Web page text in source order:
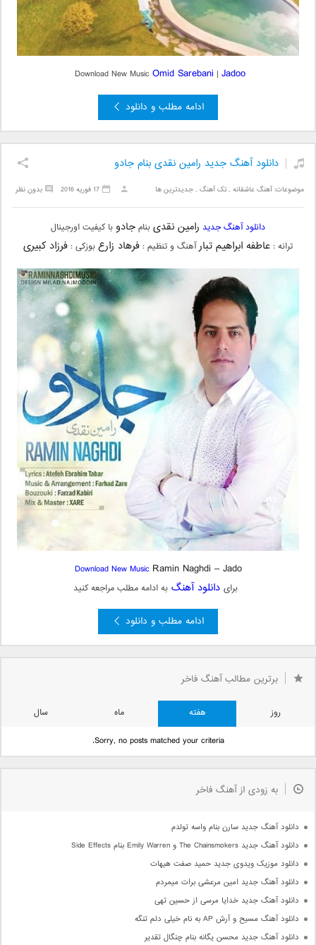
Download New MusicOmid Sarebani | Jadoo
ادامه مطلب و دانلود
دانلود آهنگ جدید رامین نقدی بنام جادو
موضوعات:آهنگ عاشقانه ,تک آهنگ ,جدیدترین ها بدون نظر 17 فوریه 2016
دانلود آهنگ جدید رامین نقدیبنامجادو با کیفیت اورجینال
ترانه : عاطفه ابراهیم تبارآهنگ و تنظیم : فرهاد زارعبوزکی : فرزاد کبیری
Download New Music Ramin Naghdi – Jado
برای دانلود آهنگ به ادامه مطلب مراجعه کنید
ادامه مطلب و دانلود
برترین مطالب آهنگ فاخر
روز هفته ماه
سال
Sorry, no posts matched your criteria.
به زودی از آهنگ فاخر
دانلود آهنگ جدید سارن بنام واسه تولدم
دانلود آهنگ جدید The Chainsmokers و Emily Warren بنام Side Effects
دانلود موزیک ویدوی جدید حمید صفت هیهات
دانلود آهنگ جدید امین مرعشی برات میمردم
دانلود آهنگ جدید خدایا مرسی از حسین تهی
دانلود آهنگ مسیح و آرش AP به نام خیلی دلم تنگه
دانلود آهنگ جدید محسن یگانه بنام چنگال تقدیر